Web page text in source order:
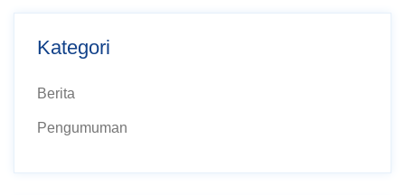
Kategori
Berita
Pengumuman